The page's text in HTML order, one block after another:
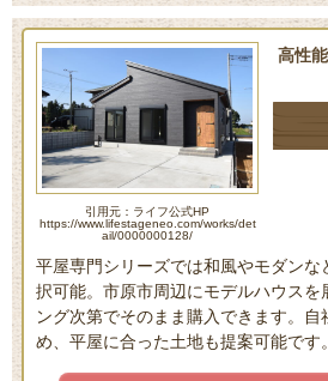
高性
引用元：ライフ公式HP
https://www.lifestageneo.com/works/det
ail/0000000128/
平屋専門シリーズでは和風やモダンな
択可能。市原市周辺にモデルハウスを
ング次第でそのまま購入できます。自
め、平屋に合った土地も提案可能です。